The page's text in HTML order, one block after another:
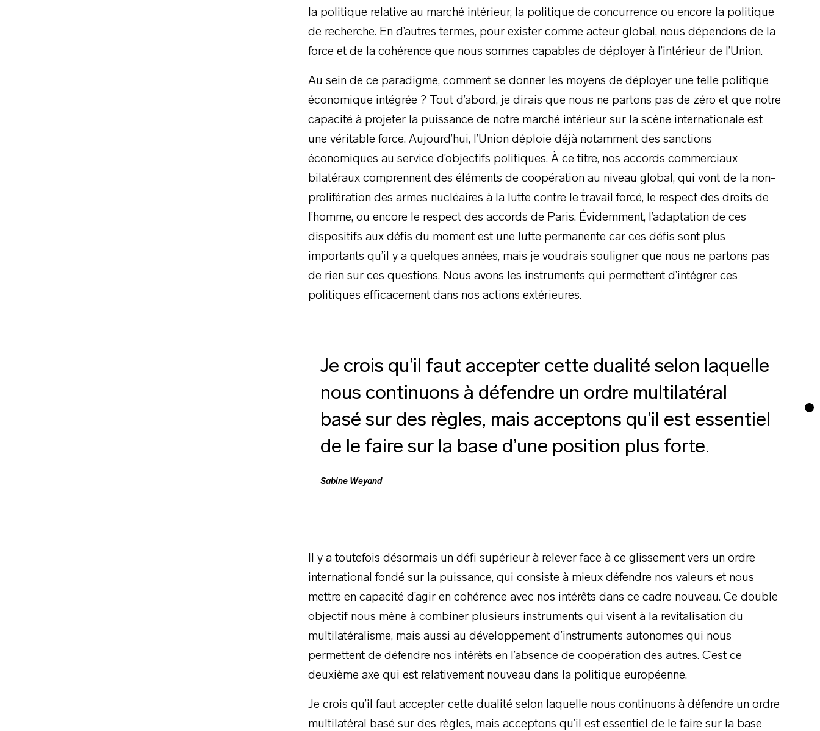
la politique relative au marché intérieur, la politique de concurrence ou encore la politique
de recherche. En d’autres termes, pour exister comme acteur global, nous dépendons de la
force et de la cohérence que nous sommes capables de déployer à l’intérieur de l’Union.
Au sein de ce paradigme, comment se donner les moyens de déployer une telle politique
économique intégrée ? Tout d’abord, je dirais que nous ne partons pas de zéro et que notre
capacité à projeter la puissance de notre marché intérieur sur la scène internationale est
une véritable force. Aujourd’hui, l’Union déploie déjà notamment des sanctions
économiques au service d’objectifs politiques. À ce titre, nos accords commerciaux
bilatéraux comprennent des éléments de coopération au niveau global, qui vont de la non-
prolifération des armes nucléaires à la lutte contre le travail forcé, le respect des droits de
l’homme, ou encore le respect des accords de Paris. Évidemment, l’adaptation de ces
dispositifs aux défis du moment est une lutte permanente car ces défis sont plus
importants qu’il y a quelques années, mais je voudrais souligner que nous ne partons pas
de rien sur ces questions. Nous avons les instruments qui permettent d’intégrer ces
politiques efficacement dans nos actions extérieures.
Je crois qu’il faut accepter cette dualité selon laquelle
nous continuons à défendre un ordre multilatéral
basé sur des règles, mais acceptons qu’il est essentiel
de le faire sur la base d’une position plus forte.
Sabine Weyand
Il y a toutefois désormais un défi supérieur à relever face à ce glissement vers un ordre
international fondé sur la puissance, qui consiste à mieux défendre nos valeurs et nous
mettre en capacité d’agir en cohérence avec nos intérêts dans ce cadre nouveau. Ce double
objectif nous mène à combiner plusieurs instruments qui visent à la revitalisation du
multilatéralisme, mais aussi au développement d’instruments autonomes qui nous
permettent de défendre nos intérêts en l’absence de coopération des autres. C’est ce
deuxième axe qui est relativement nouveau dans la politique européenne.
Je crois qu’il faut accepter cette dualité selon laquelle nous continuons à défendre un ordre
multilatéral basé sur des règles, mais acceptons qu’il est essentiel de le faire sur la base